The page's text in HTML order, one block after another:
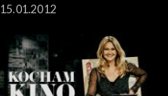
15.01.2012